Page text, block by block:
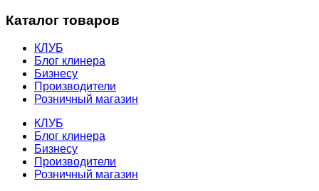
Каталог товаров
КЛУБ
Блог клинера
Бизнесу
Производители
Розничный магазин
КЛУБ
Блог клинера
Бизнесу
Производители
Розничный магазин